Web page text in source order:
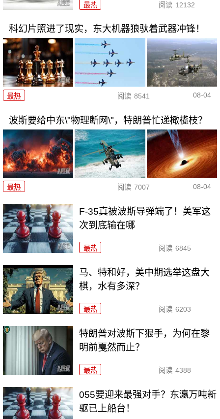
最热 阅读 12132
科幻片照进了现实，东大机器狼驮着武器冲锋！
最热 阅读 8541 08-04
波斯要给中东\"物理断网\"，特朗普忙递橄榄枝？
最热 阅读 7007 08-04
F-35真被波斯导弹端了！美军这
次到底输在哪
最热 阅读 6845
马、特和好，美中期选举这盘大
棋，水有多深？
最热 阅读 6203
特朗普对波斯下狠手，为何在黎
明前戛然而止？
最热 阅读 4388
055要迎来最强对手？东瀛万吨新
驱已上船台！